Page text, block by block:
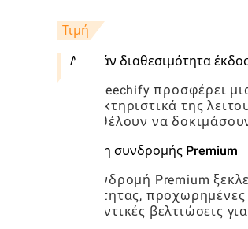
Τιμή
Δωρεάν διαθεσιμότητα
Το Speechify προσφέρει
χαρακτηριστικά της
που θέλουν να
Οφέλη συνδρομής Premium
Η συνδρομή Premium
ποιότητας,
σημαντικές βελτιώσεις